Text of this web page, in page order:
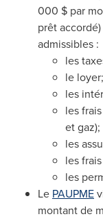
000 $ par
prêt
admissibles :
les
le loyer;
les
les
et gaz);
les
les
les
Le PAUPME
montant de